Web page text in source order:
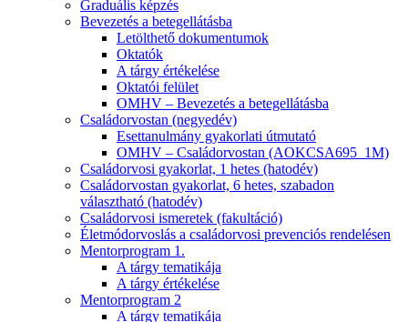
Graduális képzés
Bevezetés a betegellátásba
Letölthető dokumentumok
Oktatók
A tárgy értékelése
Oktatói felület
OMHV – Bevezetés a betegellátásba
Családorvostan (negyedév)
Esettanulmány gyakorlati útmutató
OMHV – Családorvostan (AOKCSA695_1M)
Családorvosi gyakorlat, 1 hetes (hatodév)
Családorvostan gyakorlat, 6 hetes, szabadon
választható (hatodév)
Családorvosi ismeretek (fakultáció)
Életmódorvoslás a családorvosi prevenciós rendelésen
Mentorprogram 1.
A tárgy tematikája
A tárgy értékelése
Mentorprogram 2
A tárgy tematikája